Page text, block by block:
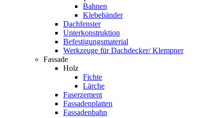
Bahnen
Klebebänder
Dachfenster
Unterkonstruktion
Befestigungsmaterial
Werkzeuge für Dachdecker/ Klempner
Fassade
Holz
Fichte
Lärche
Faserzement
Fassadenplatten
Fassadenbahn